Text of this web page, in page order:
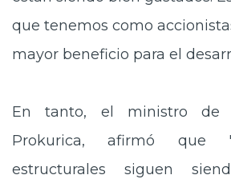
que tenemos como
mayor beneficio para el
En tanto, el ministro de
Prokurica, afirmó que
estructurales siguen